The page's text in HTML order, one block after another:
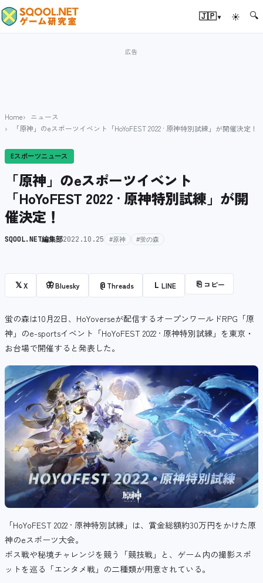
🇯🇵▾ ☀ 🔍
Home
ニュース
「原神」のeスポーツイベント「HoYoFEST 2022 · 原神特別試練」が開催決定！
Eスポーツニュース
「原神」のeスポーツイベント
「HoYoFEST 2022 · 原神特別試練」が開
催決定！
SQOOL.NET編集部2022.10.25 #原神 #蛍の森
𝕏X 🦋Bluesky @ Threads L LINE ⎘ コピー
蛍の森は10月22日、HoYoverseが配信するオープンワールドRPG「原
神」のe-sportsイベント「HoYoFEST 2022 · 原神特別試練」を東京・
お台場で開催すると発表した。
「HoYoFEST 2022 · 原神特別試練」は、賞金総額約30万円をかけた原
神のeスポーツ大会。
ボス戦や秘境チャレンジを競う「競技戦」と、ゲーム内の撮影スポ
ットを巡る「エンタメ戦」の二種類が用意されている。